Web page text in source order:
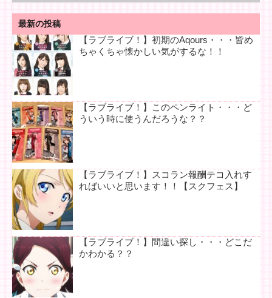
最新の投稿
【ラブライブ！】初期のAqours・・・皆め
ちゃくちゃ懐かしい気がするな！！
【ラブライブ！】このペンライト・・・ど
ういう時に使うんだろうな？？
【ラブライブ！】スコラン報酬テコ入れす
ればいいと思います！！【スクフェス】
【ラブライブ！】間違い探し・・・どこだ
かわかる？？